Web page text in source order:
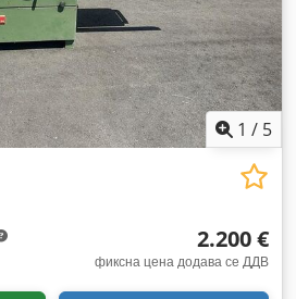
1 / 5
2.200 €
фиксна цена додава се ДДВ